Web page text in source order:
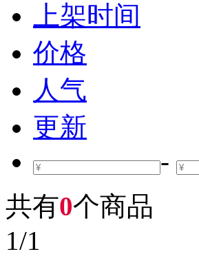
上架时间
价格
人气
更新
-
共有0个商品
1/1